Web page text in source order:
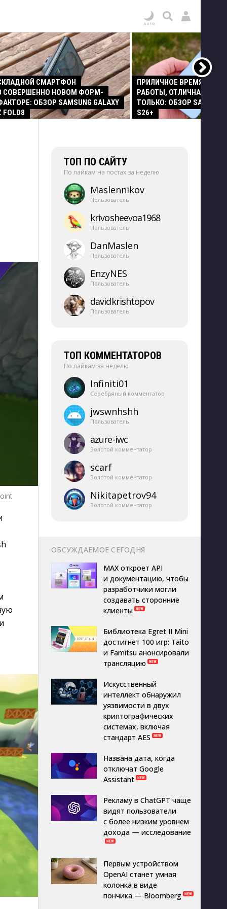
СМАРТФОН
СОВЕРШЕННО НОВОМ ФОРМ-
ОБЗОР SAMSUNG GALAXY
FOLD8
ПРИЛИЧНОЕ ВРЕМЯ
РАБОТЫ, ОТЛИЧНАЯ
ТОЛЬКО: ОБЗОР SAMSUNG
S26+
ТОП ПО САЙТУ
По лайкам на постах за неделю
Maslennikov
Пользователь
krivosheevoa1968
Пользователь
DanMaslen
Пользователь
EnzyNES
Пользователь
davidkrishtopov
Пользователь
ТОП КОММЕНТАТОРОВ
По лайкам за неделю
Infiniti01
Серебряный комментатор
jwswnhshh
Пользователь
azure-​iwc
Золотой комментатор
scarf
Золотой комментатор
Nikitapetrov94
Золотой комментатор
ОБСУЖДАЕМОЕ СЕГОДНЯ
MAX откроет API
и документацию, чтобы
разработчики могли
создавать сторонние
клиенты
Библиотека Egret II Mini
достигнет 100 игр: Taito
и Famitsu анонсировали
трансляцию
Искусственный
интеллект обнаружил
уязвимости в двух
криптографических
системах, включая
стандарт AES
Названа дата, когда
отключат Google
Assistant
Рекламу в ChatGPT чаще
видят пользователи
с более низким уровнем
дохода — исследование
Первым устройством
OpenAI станет умная
колонка в виде
пончика — Bloomberg